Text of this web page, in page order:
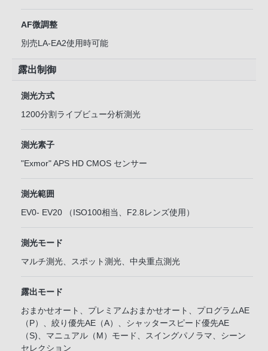
AF微調整
別売LA-EA2使用時可能
露出制御
測光方式
1200分割ライブビュー分析測光
測光素子
"Exmor" APS HD CMOS センサー
測光範囲
EV0- EV20 （ISO100相当、F2.8レンズ使用）
測光モード
マルチ測光、スポット測光、中央重点測光
露出モード
おまかせオート、プレミアムおまかせオート、プログラムAE
（P）、絞り優先AE（A）、シャッタースピード優先AE
（S)、マニュアル（M）モード、スイングパノラマ、シーン
セレクション